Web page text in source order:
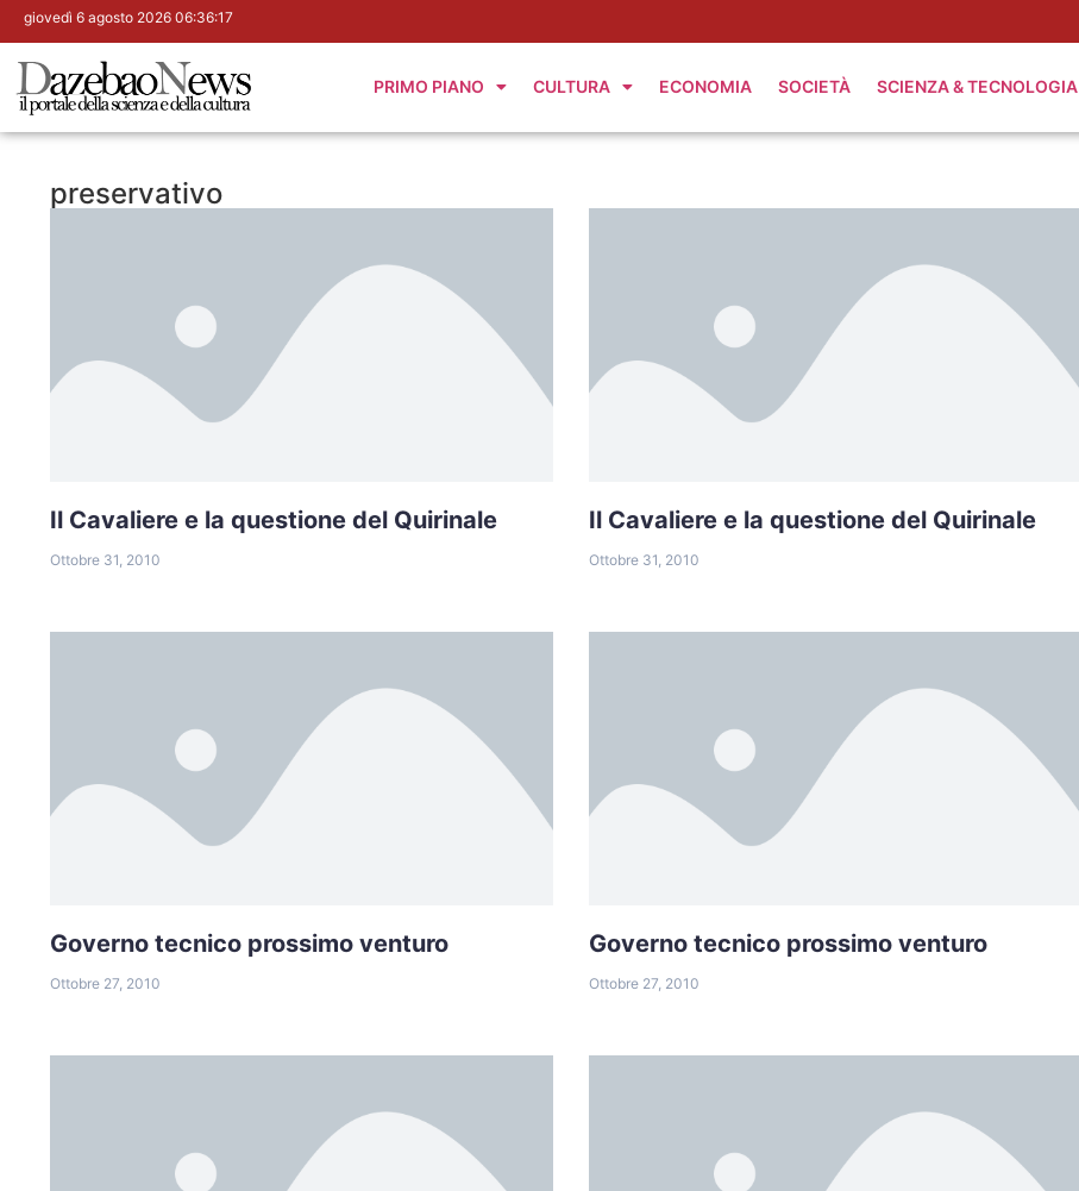
giovedì 6 agosto 2026 06:36:18
PRIMO PIANO CULTURA ECONOMIA SOCIETÀ SCIENZA & TECNOLOGIA
preservativo
Il Cavaliere e la questione del Quirinale
Ottobre 31, 2010
Il Cavaliere e la questione del Quirinale
Ottobre 31, 2010
Governo tecnico prossimo venturo
Ottobre 27, 2010
Governo tecnico prossimo venturo
Ottobre 27, 2010